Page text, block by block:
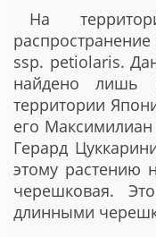
На
ssp. petiolaris.
найдено
территории
его
Герард
этому растению
черешковая.
длинными